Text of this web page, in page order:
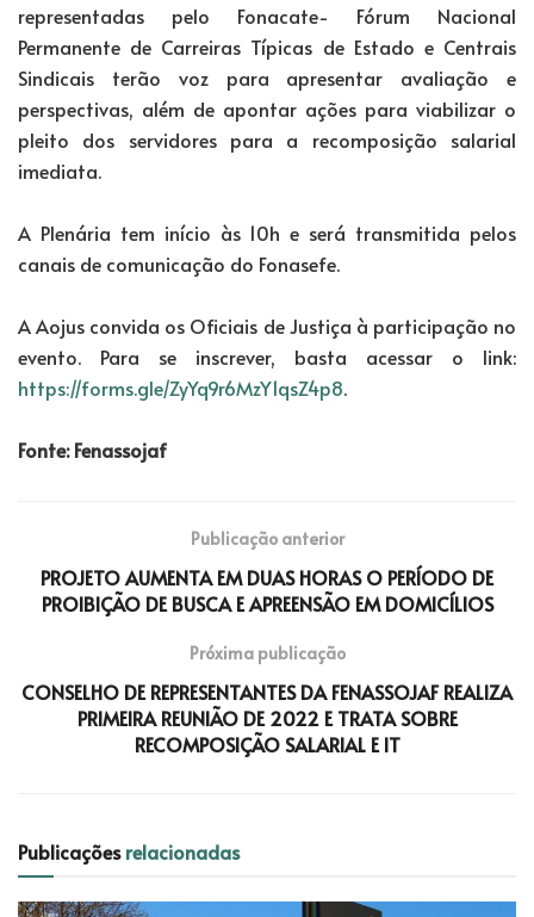
representadas pelo Fonacate- Fórum Nacional
Permanente de Carreiras Típicas de Estado e Centrais
Sindicais terão voz para apresentar avaliação e
perspectivas, além de apontar ações para viabilizar o
pleito dos servidores para a recomposição salarial
imediata.
A Plenária tem início às 10h e será transmitida pelos
canais de comunicação do Fonasefe.
A Aojus convida os Oficiais de Justiça à participação no
evento. Para se inscrever, basta acessar o link:
https://forms.gle/ZyYq9r6MzY1qsZ4p8.
Fonte: Fenassojaf
Publicação anterior
PROJETO AUMENTA EM DUAS HORAS O PERÍODO DE
PROIBIÇÃO DE BUSCA E APREENSÃO EM DOMICÍLIOS
Próxima publicação
CONSELHO DE REPRESENTANTES DA FENASSOJAF REALIZA
PRIMEIRA REUNIÃO DE 2022 E TRATA SOBRE
RECOMPOSIÇÃO SALARIAL E IT
Publicaçõesrelacionadas